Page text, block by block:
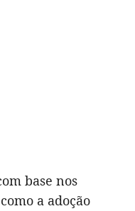
base nos
a adoção